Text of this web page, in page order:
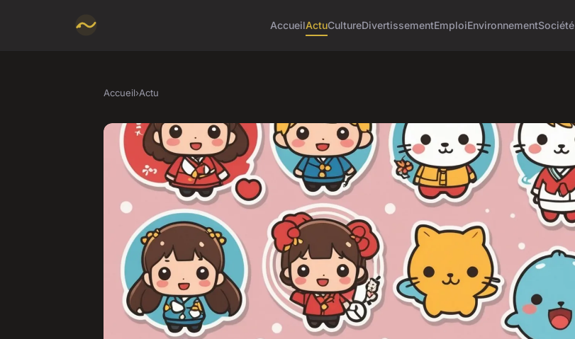
AccueilActuCultureDivertissementEmploiEnvironnementSociété
Accueil›Actu